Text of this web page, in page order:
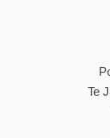
Te